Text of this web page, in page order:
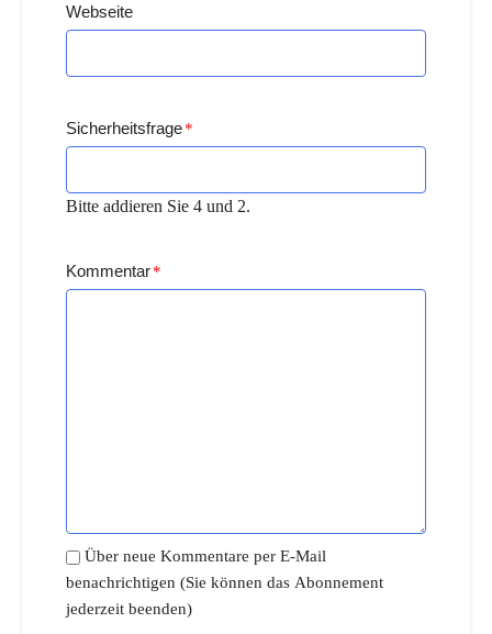
Webseite
Sicherheitsfrage*
Bitte addieren Sie 4 und 2.
Kommentar*
Über neue Kommentare per E-Mail
benachrichtigen (Sie können das Abonnement
jederzeit beenden)